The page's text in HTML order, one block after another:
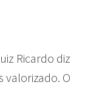
Ricardo diz
valorizado. O